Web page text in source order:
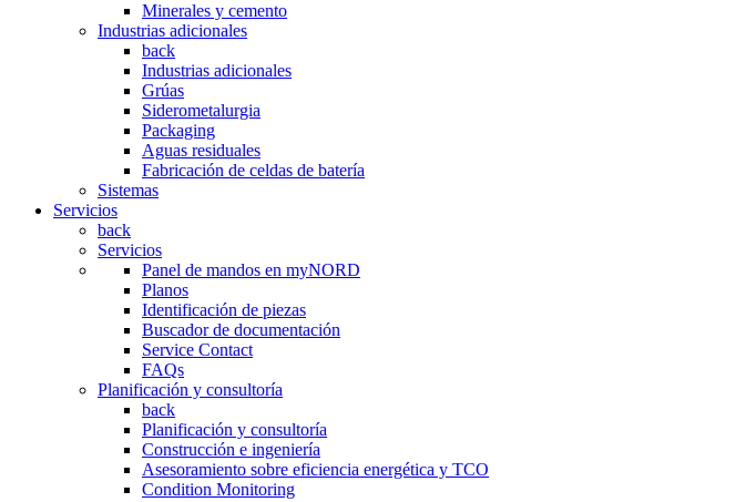
Minerales y cemento
Industrias adicionales
back
Industrias adicionales
Grúas
Siderometalurgia
Packaging
Aguas residuales
Fabricación de celdas de batería
Sistemas
Servicios
back
Servicios
Panel de mandos en myNORD
Planos
Identificación de piezas
Buscador de documentación
Service Contact
FAQs
Planificación y consultoría
back
Planificación y consultoría
Construcción e ingeniería
Asesoramiento sobre eficiencia energética y TCO
Condition Monitoring